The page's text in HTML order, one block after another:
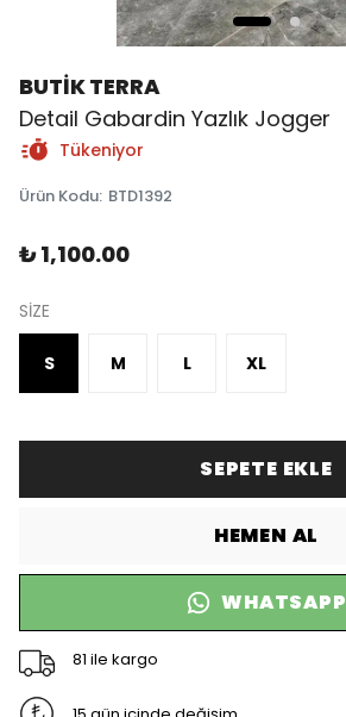
BUTİK TERRA
Detail Gabardin Yazlık Jogger
Tükeniyor
Ürün Kodu: BTD1392
₺ 1,100.00
SİZE
S M L XL
SEPETE EKLE
HEMEN AL
WHATSAPP
81 ile kargo